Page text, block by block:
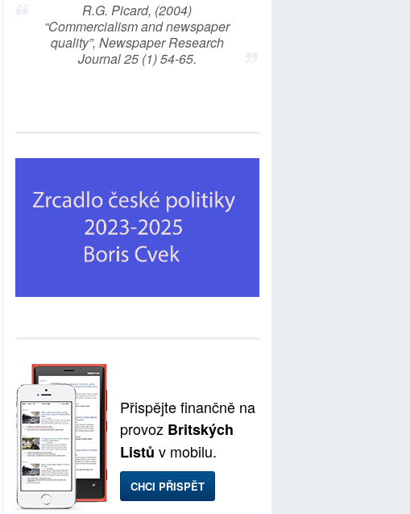
R.G. Picard, (2004)
“Commercialism and newspaper
quality”, Newspaper Research
Journal 25 (1) 54-65.
Přispějte finančně na
provoz Britských
Listů v mobilu.
CHCI PŘISPĚT